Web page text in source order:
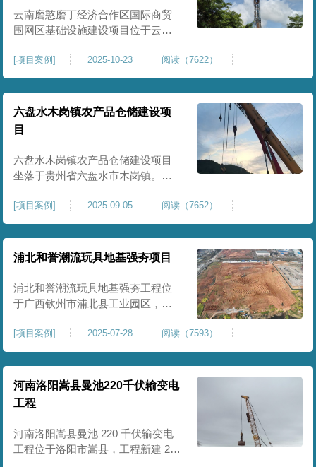
均匀沉降隐患，为园区高端装备产
业项目
云南磨憨磨丁经济合作区国际商贸
围网区基础设施建设项目位于云南
商贸、口岸监管、通关查验的重要
基础设施工程。项目建设内容主要
为场地地基处理，处理总面积约 5
万平方米，采用强夯加固施工工
艺，通过全场地强夯提升地基承载
力、消除不均匀沉降，满足围网区
后续建（构）筑物及重型作业场地
使
[项目案例] 2025-10-23 阅读（7622）
六盘水木岗镇农产品仓储建设项
目
六盘水木岗镇农产品仓储建设项目
坐落于贵州省六盘水市木岗镇。场
房、分拣车间、配套附属用房等设
施。项目原始场地为新建建设用
地，土层分布不均、土体松散、天
然固结程度较低，地基整体承载力
筑需长期承受货物堆放荷载，对地
基沉降稳定性、整体密实度要求较
[项目案例] 2025-09-05 阅读（7652）
浦北和誉潮流玩具地基强夯项目
浦北和誉潮流玩具地基强夯工程位
于广西钦州市浦北县工业园区，场
公及生活附属设施。原始场地为新
建园区待开发地块，土体回填不
均、土质松散、固结度不足，场地
承载力与整体均匀性较差，若直接
施工易出现地基不均匀沉降、地面
开裂、墙体变形等质量问题，无法
满足工业厂房长期荷载及规范建设
标
[项目案例] 2025-07-28 阅读（7593）
河南洛阳嵩县曼池220千伏输变电
工程
河南洛阳嵩县曼池 220 千伏输变电
工程位于洛阳市嵩县，工程新建 220